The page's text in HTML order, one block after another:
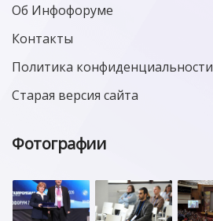
Об Инфофоруме
Контакты
Политика конфиденциальности
Старая версия сайта
Фотографии